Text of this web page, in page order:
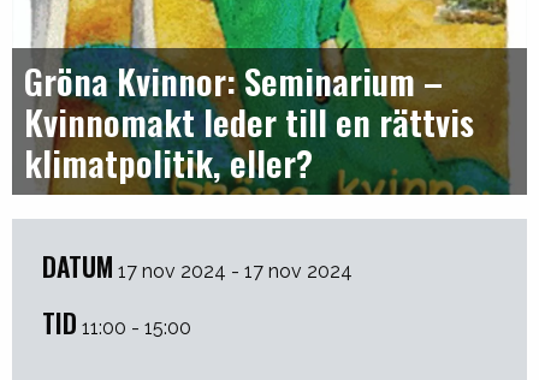
Gröna Kvinnor: Seminarium –
Kvinnomakt leder till en rättvis
klimatpolitik, eller?
DATUM 17 nov 2024 - 17 nov 2024
TID 11:00 - 15:00